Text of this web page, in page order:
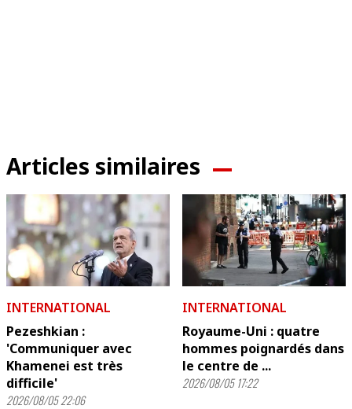
Articles similaires
INTERNATIONAL
Pezeshkian :
'Communiquer avec
Khamenei est très
difficile'
2026/08/05 22:06
INTERNATIONAL
Royaume-Uni : quatre
hommes poignardés dans
le centre de ...
2026/08/05 17:22